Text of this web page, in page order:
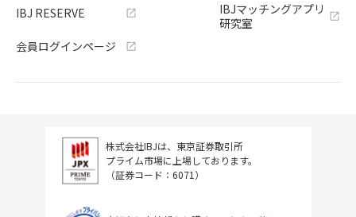
IBJ RESERVE
会員ログインページ
IBJマッチングアプリ
研究室
株式会社IBJは、東京証券取引所
プライム市場に上場しております。
（証券コード：6071）